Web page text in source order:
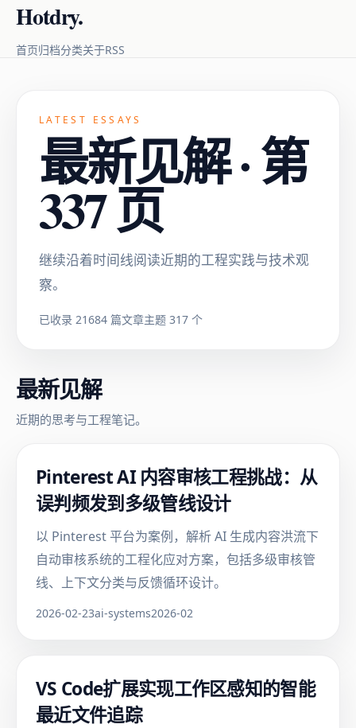
Hotdry.
首页归档分类关于RSS
LATEST ESSAYS
最新见解 · 第
337 页
继续沿着时间线阅读近期的工程实践与技术观
察。
已收录 21684 篇文章主题 317 个
最新见解
近期的思考与工程笔记。
Pinterest AI 内容审核工程挑战：从
误判频发到多级管线设计
以 Pinterest 平台为案例，解析 AI 生成内容洪流下
自动审核系统的工程化应对方案，包括多级审核管
线、上下文分类与反馈循环设计。
2026-02-23ai-systems2026-02
VS Code扩展实现工作区感知的智能
最近文件追踪